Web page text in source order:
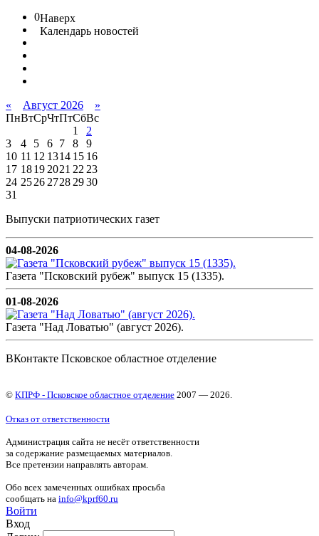
0Наверх
Календарь новостей
« Август 2026
»
ПнВтСрЧтПтСбВс
1
2
3
4 5 6 7 8
9
10 11 12 1314 15 16
17 18192021 2223
24 252627282930
31
Выпуски патриотических газет
04-08-2026
Газета "Псковский рубеж" выпуск 15 (1335).
01-08-2026
Газета "Над Ловатью" (август 2026).
ВКонтакте Псковское областное отделение
© КПРФ - Псковское областное отделение 2007 — 2026.
Отказ от ответственности
Администрация сайта не несёт ответственности
за содержание размещаемых материалов.
Все претензии направлять авторам.
Обо всех замеченных ошибках просьба
сообщать на info@kprf60.ru
Войти
Вход